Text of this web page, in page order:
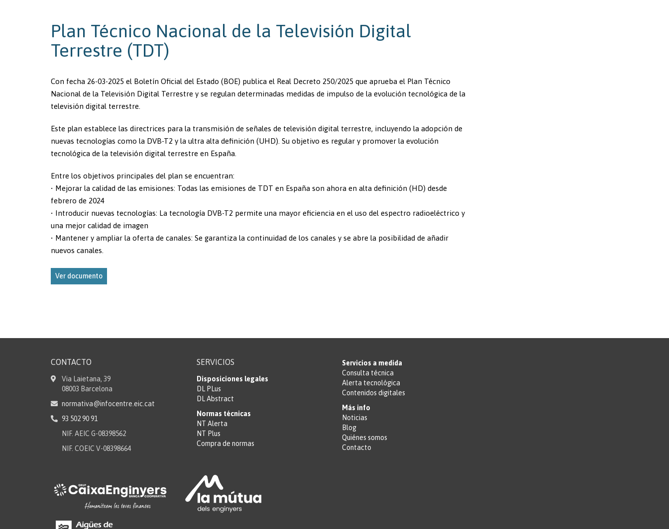
Plan Técnico Nacional de la Televisión Digital
Terrestre (TDT)
Con fecha 26-03-2025 el Boletín Oficial del Estado (BOE) publica el Real Decreto 250/2025 que aprueba el Plan Técnico
Nacional de la Televisión Digital Terrestre y se regulan determinadas medidas de impulso de la evolución tecnológica de la
televisión digital terrestre.
Este plan establece las directrices para la transmisión de señales de televisión digital terrestre, incluyendo la adopción de
nuevas tecnologías como la DVB-T2 y la ultra alta definición (UHD). Su objetivo es regular y promover la evolución
tecnológica de la televisión digital terrestre en España.
Entre los objetivos principales del plan se encuentran:
• Mejorar la calidad de las emisiones: Todas las emisiones de TDT en España son ahora en alta definición (HD) desde
febrero de 2024
• Introducir nuevas tecnologías: La tecnología DVB-T2 permite una mayor eficiencia en el uso del espectro radioeléctrico y
una mejor calidad de imagen
• Mantener y ampliar la oferta de canales: Se garantiza la continuidad de los canales y se abre la posibilidad de añadir
nuevos canales.
Ver documento
CONTACTO
Via Laietana, 39
08003 Barcelona
normativa@infocentre.eic.cat
93 502 90 91
NIF. AEIC G-08398562
NIF. COEIC V-08398664
SERVICIOS
Disposiciones legales
DL PLus
DL Abstract
Normas técnicas
NT Alerta
NT Plus
Compra de normas
Servicios a medida
Consulta técnica
Alerta tecnológica
Contenidos digitales
Más info
Noticias
Blog
Quiénes somos
Contacto